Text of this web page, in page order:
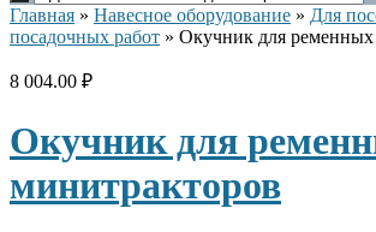
Главная » Навесное оборудование » Для
посадочных работ » Окучник для ременных
8 004.00 ₽
Окучник для
минитракторов